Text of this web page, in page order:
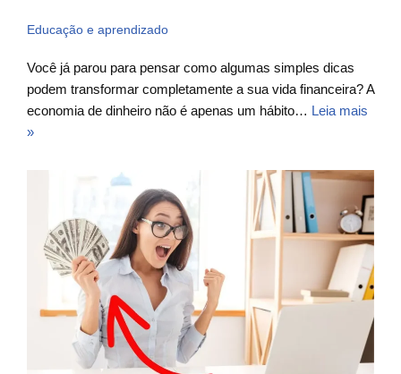
Educação e aprendizado
Você já parou para pensar como algumas simples dicas
podem transformar completamente a sua vida financeira? A
economia de dinheiro não é apenas um hábito… Leia mais
»